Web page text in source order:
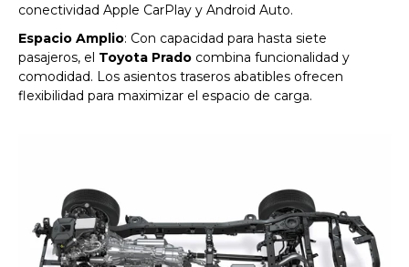
conectividad Apple CarPlay y Android Auto.
Espacio Amplio: Con capacidad para hasta siete
pasajeros, el Toyota Prado combina funcionalidad y
comodidad. Los asientos traseros abatibles ofrecen
flexibilidad para maximizar el espacio de carga.